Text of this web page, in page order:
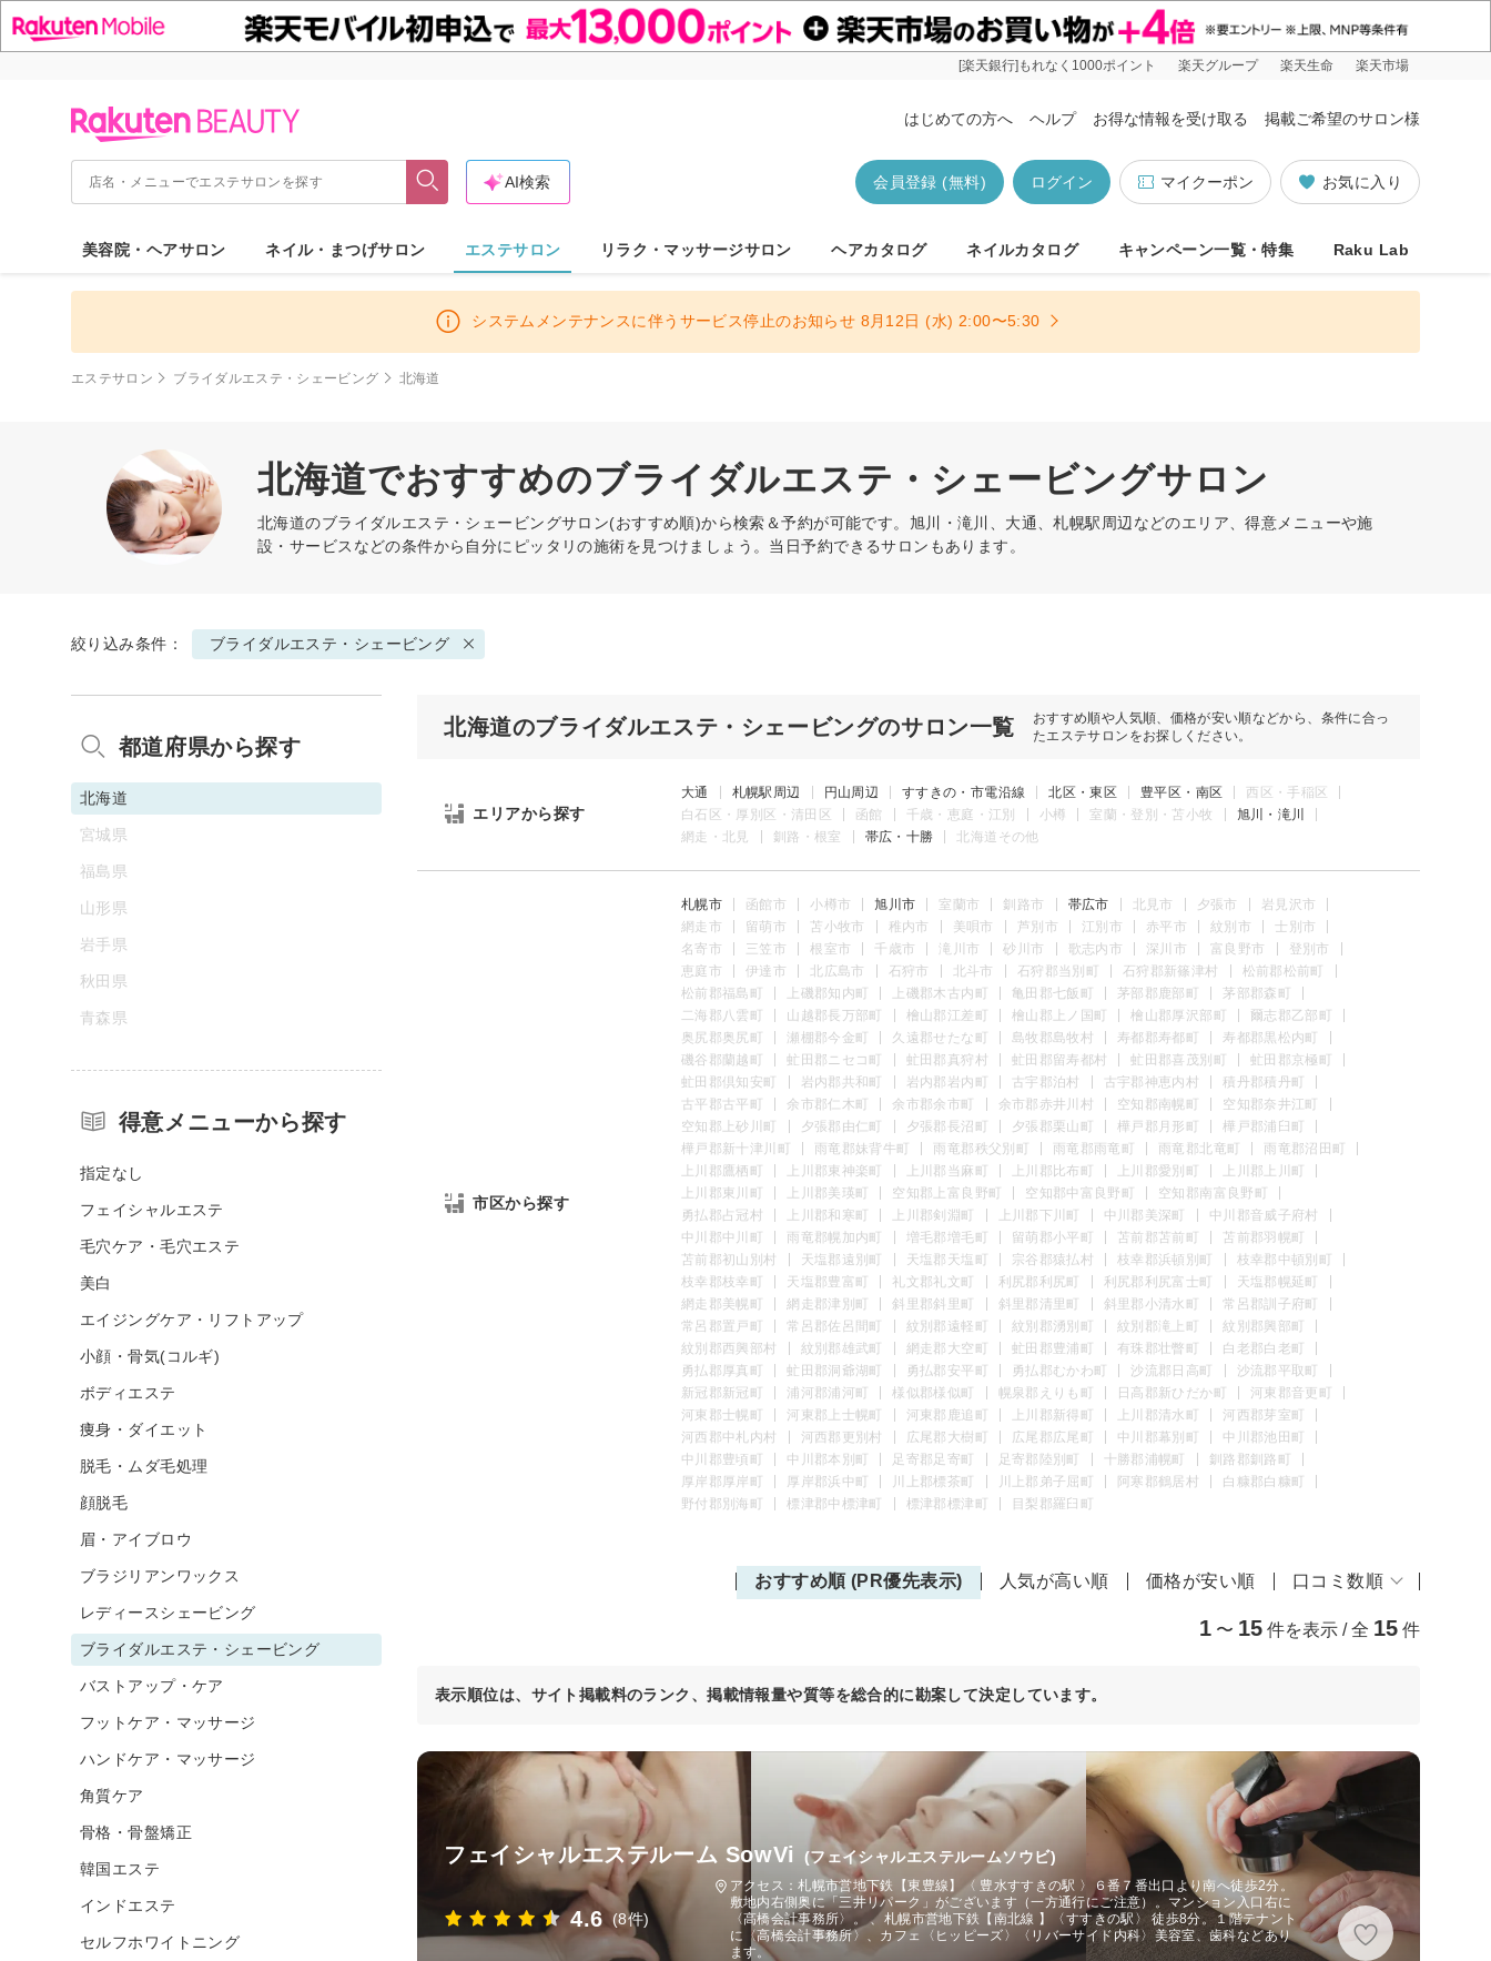
[楽天銀行]もれなく1000ポイント 楽天グループ 楽天生命 楽天市場
はじめての方へ ヘルプ お得な情報を受け取る 掲載ご希望のサロン様
お気に入り
マイクーポン
ログイン
会員登録 (無料)
AI検索
美容院・ヘアサロン ネイル・まつげサロン エステサロン リラク・マッサージサロン ヘアカタログ ネイルカタログ キャンペーン一覧・特集 Raku Lab
システムメンテナンスに伴うサービス停止のお知らせ 8月12日 (水) 2:00〜5:30
エステサロン ブライダルエステ・シェービング 北海道
北海道でおすすめのブライダルエステ・シェービングサロン
北海道のブライダルエステ・シェービングサロン(おすすめ順)から検索＆予約が可能です。旭川・滝川、大通、札幌駅周辺などのエリア、得意メニューや施
設・サービスなどの条件から自分にピッタリの施術を見つけましょう。当日予約できるサロンもあります。
絞り込み条件： ブライダルエステ・シェービング
北海道のブライダルエステ・シェービングのサロン一覧
おすすめ順や人気順、価格が安い順などから、条件に合っ
たエステサロンをお探しください。
エリアから探す
大通 札幌駅周辺 円山周辺 すすきの・市電沿線 北区・東区 豊平区・南区
西区・手稲区
白石区・厚別区・清田区
函館 千歳・恵庭・江別 小樽 室蘭・登別・苫小牧
旭川・滝川
網走・北見
釧路・根室 帯広・十勝 北海道その他
市区から探す
札幌市 函館市 小樽市 旭川市 室蘭市 釧路市 帯広市 北見市 夕張市
岩見沢市
網走市
留萌市 苫小牧市 稚内市 美唄市 芦別市 江別市 赤平市 紋別市
士別市
名寄市
三笠市 根室市 千歳市 滝川市 砂川市 歌志内市 深川市 富良野市
登別市
恵庭市
伊達市 北広島市 石狩市 北斗市 石狩郡当別町 石狩郡新篠津村
松前郡松前町
松前郡福島町
上磯郡知内町 上磯郡木古内町 亀田郡七飯町 茅部郡鹿部町
茅部郡森町
二海郡八雲町
山越郡長万部町 檜山郡江差町 檜山郡上ノ国町 檜山郡厚沢部町
爾志郡乙部町
奥尻郡奥尻町
瀬棚郡今金町 久遠郡せたな町 島牧郡島牧村 寿都郡寿都町
寿都郡黒松内町
磯谷郡蘭越町
虻田郡ニセコ町 虻田郡真狩村 虻田郡留寿都村 虻田郡喜茂別町
虻田郡京極町
虻田郡倶知安町
岩内郡共和町 岩内郡岩内町 古宇郡泊村 古宇郡神恵内村
積丹郡積丹町
古平郡古平町
余市郡仁木町 余市郡余市町 余市郡赤井川村 空知郡南幌町
空知郡奈井江町
空知郡上砂川町
夕張郡由仁町 夕張郡長沼町 夕張郡栗山町 樺戸郡月形町
樺戸郡浦臼町
樺戸郡新十津川町
雨竜郡妹背牛町 雨竜郡秩父別町 雨竜郡雨竜町 雨竜郡北竜町
雨竜郡沼田町
上川郡鷹栖町
上川郡東神楽町 上川郡当麻町 上川郡比布町 上川郡愛別町
上川郡上川町
上川郡東川町
上川郡美瑛町 空知郡上富良野町 空知郡中富良野町
空知郡南富良野町
勇払郡占冠村
上川郡和寒町 上川郡剣淵町 上川郡下川町 中川郡美深町
中川郡音威子府村
中川郡中川町
雨竜郡幌加内町 増毛郡増毛町 留萌郡小平町 苫前郡苫前町
苫前郡羽幌町
苫前郡初山別村
天塩郡遠別町 天塩郡天塩町 宗谷郡猿払村 枝幸郡浜頓別町
枝幸郡中頓別町
枝幸郡枝幸町
天塩郡豊富町 礼文郡礼文町 利尻郡利尻町 利尻郡利尻富士町
天塩郡幌延町
網走郡美幌町
網走郡津別町 斜里郡斜里町 斜里郡清里町 斜里郡小清水町
常呂郡訓子府町
常呂郡置戸町
常呂郡佐呂間町 紋別郡遠軽町 紋別郡湧別町 紋別郡滝上町
紋別郡興部町
紋別郡西興部村
紋別郡雄武町 網走郡大空町 虻田郡豊浦町 有珠郡壮瞥町
白老郡白老町
勇払郡厚真町
虻田郡洞爺湖町 勇払郡安平町 勇払郡むかわ町 沙流郡日高町
沙流郡平取町
新冠郡新冠町
浦河郡浦河町 様似郡様似町 幌泉郡えりも町 日高郡新ひだか町
河東郡音更町
河東郡士幌町
河東郡上士幌町 河東郡鹿追町 上川郡新得町 上川郡清水町
河西郡芽室町
河西郡中札内村
河西郡更別村 広尾郡大樹町 広尾郡広尾町 中川郡幕別町
中川郡池田町
中川郡豊頃町
中川郡本別町 足寄郡足寄町 足寄郡陸別町 十勝郡浦幌町
釧路郡釧路町
厚岸郡厚岸町
厚岸郡浜中町 川上郡標茶町 川上郡弟子屈町 阿寒郡鶴居村
白糠郡白糠町
野付郡別海町
標津郡中標津町 標津郡標津町 目梨郡羅臼町
おすすめ順 (PR優先表示) 人気が高い順 価格が安い順 口コミ数順
1 〜 15 件を表示 / 全 15 件
表示順位は、サイト掲載料のランク、掲載情報量や質等を総合的に勘案して決定しています。
フェイシャルエステルーム SowVi (フェイシャルエステルームソウビ)
4.6 (8件)
アクセス：札幌市営地下鉄【東豊線】〈 豊水すすきの駅 〉６番７番出口より南へ徒歩2分。
敷地内右側奥に「三井リパーク」がございます（一方通行にご注意）。マンション入口右に
〈高橋会計事務所〉。 、札幌市営地下鉄【南北線 】〈すすきの駅〉 徒歩8分。１階テナント
に〈高橋会計事務所〉、カフェ〈ヒッピーズ〉〈リバーサイド内科〉美容室、歯科などあり
ます。
都道府県から探す
北海道
宮城県
福島県
山形県
岩手県
秋田県
青森県
得意メニューから探す
指定なし
フェイシャルエステ
毛穴ケア・毛穴エステ
美白
エイジングケア・リフトアップ
小顔・骨気(コルギ)
ボディエステ
痩身・ダイエット
脱毛・ムダ毛処理
顔脱毛
眉・アイブロウ
ブラジリアンワックス
レディースシェービング
ブライダルエステ・シェービング
バストアップ・ケア
フットケア・マッサージ
ハンドケア・マッサージ
角質ケア
骨格・骨盤矯正
韓国エステ
インドエステ
セルフホワイトニング